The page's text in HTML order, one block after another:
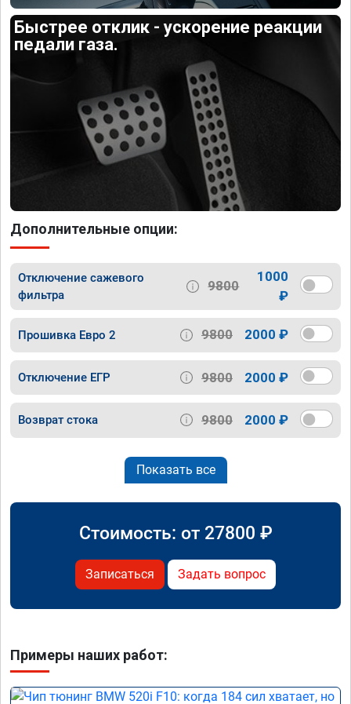
Быстрее отклик - ускорение реакции
педали газа.
Дополнительные опции:
Отключение сажевого
фильтра
9800
1000
₽
Прошивка Евро 2 9800 2000 ₽
Отключение ЕГР 9800 2000 ₽
Возврат стока 9800 2000 ₽
Показать все
Стоимость: от 27800 ₽
Записаться Задать вопрос
Примеры наших работ: